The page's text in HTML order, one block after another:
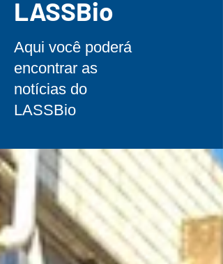
LASSBio
Aqui você poderá
encontrar as
notícias do
LASSBio